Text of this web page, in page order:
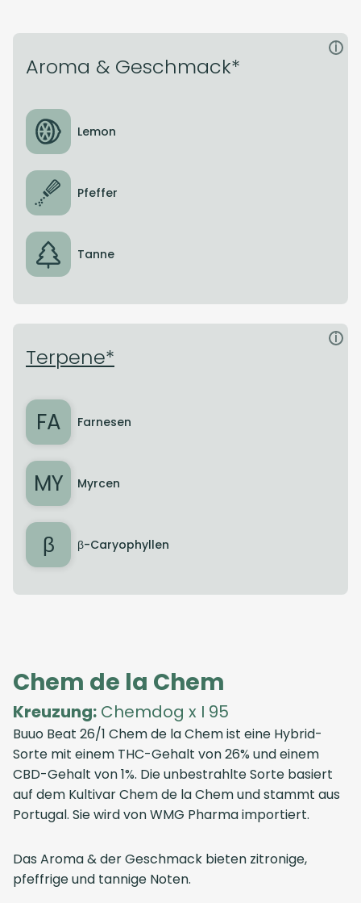
Aroma & Geschmack*
i
Lemon
Pfeffer
Tanne
Terpene*
i
FA Farnesen
MY Myrcen
β β-Caryophyllen
Chem de la Chem
Kreuzung: Chemdog x I 95
Buuo Beat 26/1 Chem de la Chem ist eine Hybrid-
Sorte mit einem THC-Gehalt von 26% und einem
CBD-Gehalt von 1%. Die unbestrahlte Sorte basiert
auf dem Kultivar Chem de la Chem und stammt aus
Portugal. Sie wird von WMG Pharma importiert.
Das Aroma & der Geschmack bieten zitronige,
pfeffrige und tannige Noten.